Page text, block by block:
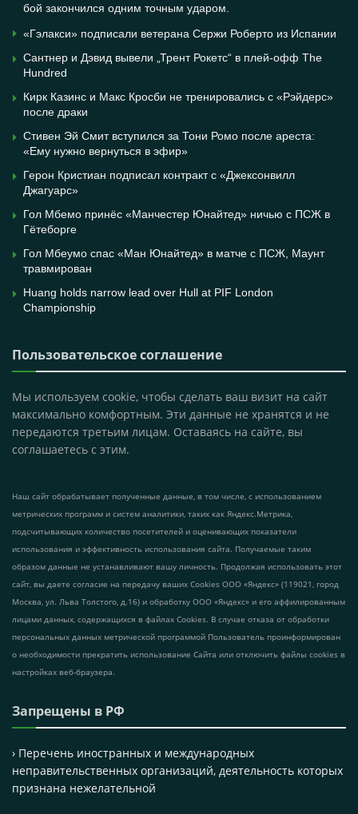
бой закончился одним точным ударом.
«Гэлакси» подписали ветерана Сержи Роберто из Испании
Сантнер и Дэвид вывели „Трент Рокетс“ в плей-офф The
Hundred
Кирк Казинс и Макс Кросби не тренировались с «Рэйдерс»
после драки
Стивен Эй Смит вступился за Тони Ромо после ареста:
«Ему нужно вернуться в эфир»
Герон Кристиан подписал контракт с «Джексонвилл
Джагуарс»
Гол Мбемо принёс «Манчестер Юнайтед» ничью с ПСЖ в
Гётеборге
Гол Мбеумо спас «Ман Юнайтед» в матче с ПСЖ, Маунт
травмирован
Huang holds narrow lead over Hull at PIF London
Championship
Пользовательское соглашение
Мы используем cookie, чтобы сделать ваш визит на сайт
максимально комфортным. Эти данные не хранятся и не
передаются третьим лицам. Оставаясь на сайте, вы
соглашаетесь с этим.
Наш сайт обрабатывает полученные данные, в том числе, с использованием
метрических программ и систем аналитики, таких как Яндекс.Метрика,
подсчитывающих количество посетителей и оценивающих показатели
использования и эффективность использования сайта. Получаемые таким
образом данные не устанавливают вашу личность. Продолжая использовать этот
сайт, вы даете согласие на передачу ваших Cookies ООО «Яндекс» (119021, город
Москва, ул. Льва Толстого, д.16) и обработку ООО «Яндекс» и его аффилированным
лицами данных, содержащихся в файлах Cookies. В случае отказа от обработки
персональных данных метрической программой Пользователь проинформирован
о необходимости прекратить использование Сайта или отключить файлы cookies в
настройках веб-браузера.
Запрещены в РФ
› Перечень иностранных и международных
неправительственных организаций, деятельность которых
признана нежелательной